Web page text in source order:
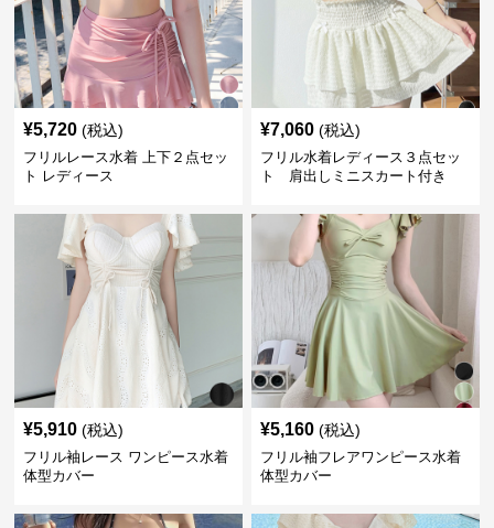
¥5,720 (税込)
フリルレース水着 上下２点セッ
ト レディース
¥7,060 (税込)
フリル水着レディース３点セッ
ト 肩出しミニスカート付き
¥5,910 (税込)
フリル袖レース ワンピース水着
体型カバー
¥5,160 (税込)
フリル袖フレアワンピース水着
体型カバー